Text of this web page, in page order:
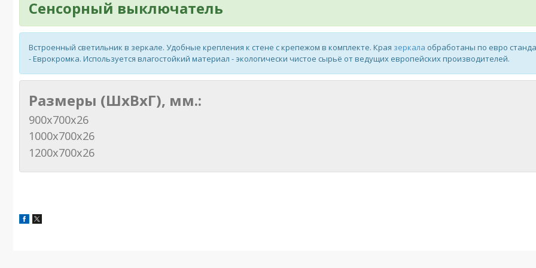
Сенсорный выключатель
Встроенный светильник в зеркале. Удобные крепления к стене с крепежом в комплекте. Края зеркала обработаны по евро
- Еврокромка. Используется влагостойкий материал - экологически чистое сырьё от ведущих европейских производителей.
Размеры (ШхВхГ), мм.:
900х700х26
1000х700х26
1200х700х26